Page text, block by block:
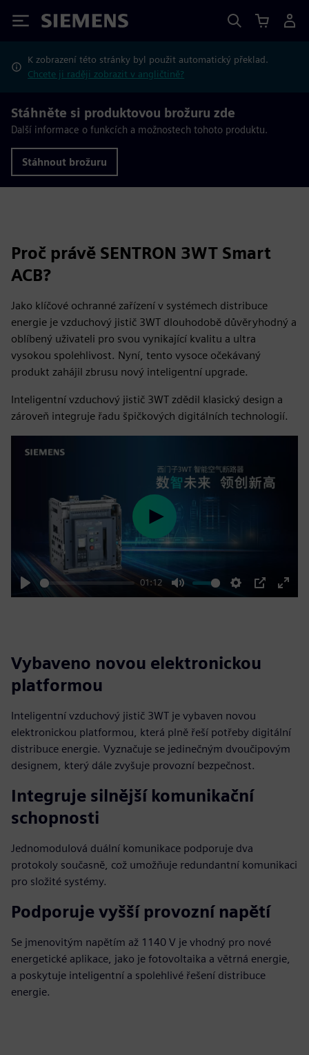
Siemens
K zobrazení této stránky byl použit automatický překlad.
Chcete ji raději zobrazit v angličtině?
Stáhněte si produktovou brožuru zde
Další informace o funkcích a možnostech tohoto produktu.
Stáhnout brožuru
Proč právě SENTRON 3WT Smart
ACB?
Jako klíčové ochranné zařízení v systémech distribuce
energie je vzduchový jistič 3WT dlouhodobě důvěryhodný a
oblíbený uživateli pro svou vynikající kvalitu a ultra
vysokou spolehlivost. Nyní, tento vysoce očekávaný
produkt zahájil zbrusu nový inteligentní upgrade.
Inteligentní vzduchový jistič 3WT zdědil klasický design a
zároveň integruje řadu špičkových digitálních technologií.
Play
01:12
Mute Settings
PIP
Enter
Play
Vybaveno novou elektronickou
platformou
Inteligentní vzduchový jistič 3WT je vybaven novou
elektronickou platformou, která plně řeší potřeby digitální
distribuce energie. Vyznačuje se jedinečným dvoučipovým
designem, který dále zvyšuje provozní bezpečnost.
Integruje silnější komunikační
schopnosti
Jednomodulová duální komunikace podporuje dva
protokoly současně, což umožňuje redundantní komunikaci
pro složité systémy.
Podporuje vyšší provozní napětí
Se jmenovitým napětím až 1140 V je vhodný pro nové
energetické aplikace, jako je fotovoltaika a větrná energie,
a poskytuje inteligentní a spolehlivé řešení distribuce
energie.